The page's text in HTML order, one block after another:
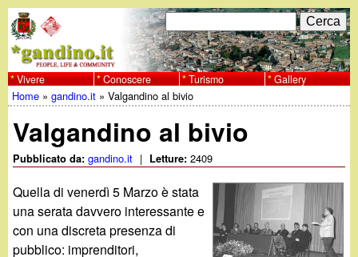
al
contenuto
principale
w
w
w
.
g
F
o
r
m
d
i
r
C
e
r
c
a
Vivere Conoscere Turismo Gallery
Tu
sei
Home »gandino.it »Valgandino al bivio
Valgandino al bivio
Pubblicato da:gandino.it | Letture:2409
Quella di venerdì 5 Marzo è stata
una serata davvero interessante e
con una discreta presenza di
pubblico: imprenditori,